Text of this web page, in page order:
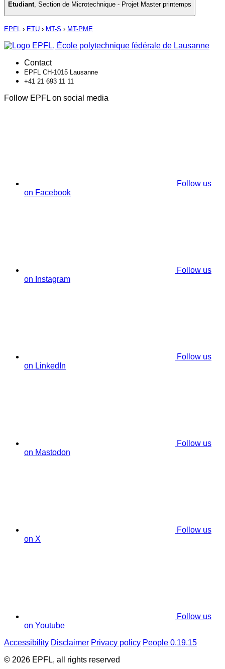
Etudiant, Section de Microtechnique - Projet Master printemps
EPFL › ETU › MT-S › MT-PME
Contact
EPFL CH-1015 Lausanne
+41 21 693 11 11
Follow EPFL on social media
Follow us
on Facebook
Follow us
on Instagram
Follow us
on LinkedIn
Follow us
on Mastodon
Follow us
on X
Follow us
on Youtube
Accessibility Disclaimer Privacy policy People 0.19.15
© 2026 EPFL, all rights reserved